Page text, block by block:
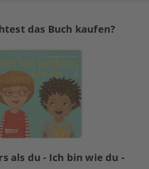
das Buch kaufen?
als du - Ich bin wie du -